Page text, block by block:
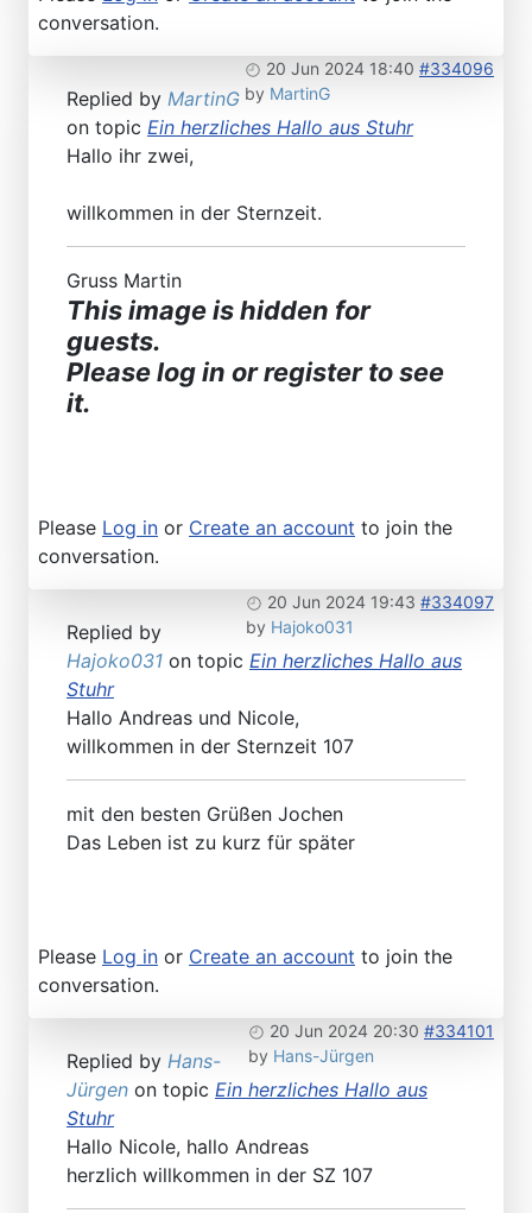
conversation.
20 Jun 2024 18:40 #334096
by MartinG
Replied by MartinG
on topic Ein herzliches Hallo aus Stuhr
Hallo ihr zwei,
willkommen in der Sternzeit.
Gruss Martin
This image is hidden for
guests.
Please log in or register to see
it.
Please Log in or Create an account to join the
conversation.
20 Jun 2024 19:43 #334097
by Hajoko031
Replied by
Hajoko031 on topic Ein herzliches Hallo aus
Stuhr
Hallo Andreas und Nicole,
willkommen in der Sternzeit 107
mit den besten Grüßen Jochen
Das Leben ist zu kurz für später
Please Log in or Create an account to join the
conversation.
20 Jun 2024 20:30 #334101
by Hans-Jürgen
Replied by Hans-
Jürgen on topic Ein herzliches Hallo aus
Stuhr
Hallo Nicole, hallo Andreas
herzlich willkommen in der SZ 107